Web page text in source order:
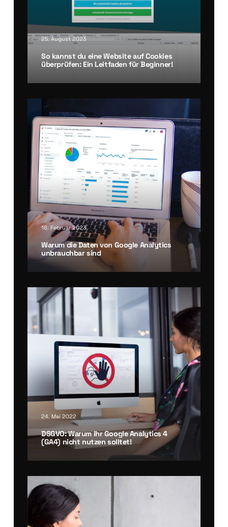
25. August 2023
So kannst du eine Web­site auf Coo­kies
über­prü­fen: Ein Leit­fa­den für Beg­in­ner!
16. Februar 2023
War­um die Daten von Goog­le Ana­ly­tics
unbrauch­bar sind
24. Mai 2022
DSGVO: War­um Ihr Goog­le Ana­ly­tics 4
(GA4) nicht nut­zen soll­tet!